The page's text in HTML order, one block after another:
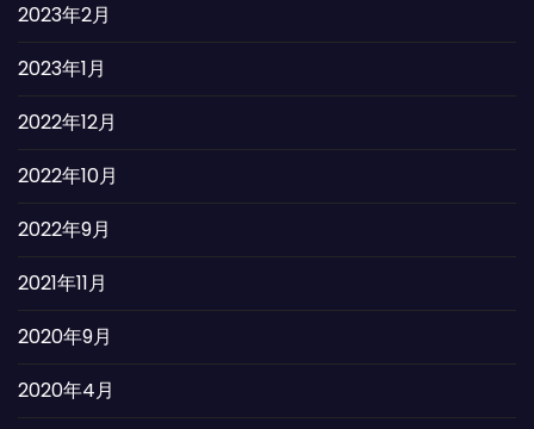
2023年2月
2023年1月
2022年12月
2022年10月
2022年9月
2021年11月
2020年9月
2020年4月